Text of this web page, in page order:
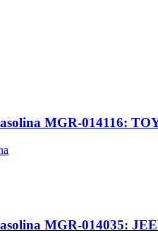
MGR-014116:
MGR-014035: